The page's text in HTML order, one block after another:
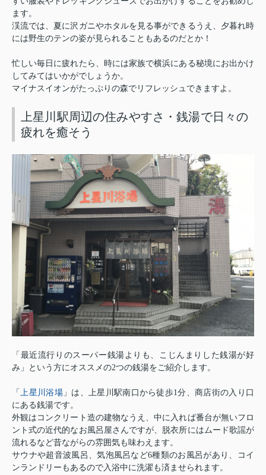
ます。
渓流では、夏に沢ガニやホタルを見る事ができるうえ、夕暮れ時
には野生のテンの姿が見られることもあるのだとか！
忙しい毎日に疲れたら、時には家族で横浜にある秘境にお出かけ
してみてはいかがでしょうか。
マイナスイオンがたっぷりの森でリフレッシュできますよ。
上星川駅周辺の住みやすさ・銭湯で日々の
疲れを癒そう
「最近流行りのスーパー銭湯よりも、こじんまりした銭湯が好
み」という方にオススメの2つの銭湯をご紹介します。
「 上星川浴場」は、上星川駅南口から徒歩1分、商店街の入り口
にある銭湯です。
外観はコンクリート造の建物なうえ、中に入れば番台が無いフロ
ント式の近代的なお風呂屋さんですが、脱衣所にはムード歌謡が
流れるなど昔ながらの雰囲気も味わえます。
サウナや超音波風呂、気泡風呂など6種類のお風呂があり、コイ
ンランドリーもあるので入浴中に洗濯も済ませられます。